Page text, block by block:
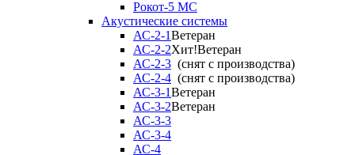
Рокот-5 МС
Акустические системы
АС-2-1Ветеран
АС-2-2Хит!Ветеран
АС-2-3 (снят с производства)
АС-2-4 (снят с производства)
АС-3-1Ветеран
АС-3-2Ветеран
АС-3-3
АС-3-4
АС-4